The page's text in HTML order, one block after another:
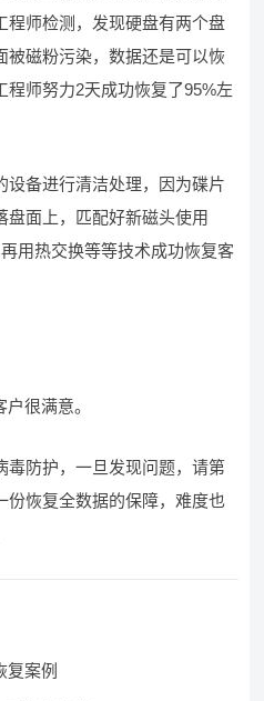
程师检测，发现硬盘有两个盘
被磁粉污染，数据还是可以恢
程师努力2天成功恢复了95%左
设备进行清洁处理，因为碟片
盘面上，匹配好新磁头使用
用热交换等等技术成功恢复客
很满意。
毒防护，一旦发现问题，请第
份恢复全数据的保障，难度也
复案例